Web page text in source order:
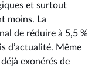
et surtout
moins. La
de réduire à 5,5 %
d’actualité. Même
exonérés de